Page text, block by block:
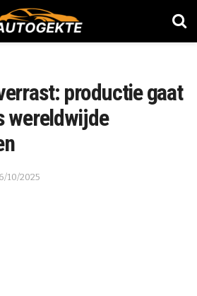
productie gaat
wereldwijde
10/2025